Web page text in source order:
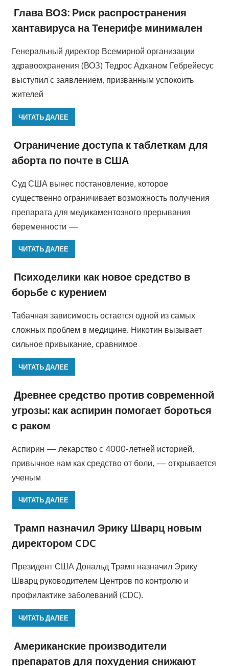
Глава ВОЗ: Риск распространения
хантавируса на Тенерифе минимален
Генеральный директор Всемирной организации
здравоохранения (ВОЗ) Тедрос Адханом Гебрейесус
выступил с заявлением, призванным успокоить
жителей
ЧИТАТЬ ДАЛЕЕ
Ограничение доступа к таблеткам для
аборта по почте в США
Суд США вынес постановление, которое
существенно ограничивает возможность получения
препарата для медикаментозного прерывания
беременности —
ЧИТАТЬ ДАЛЕЕ
Психоделики как новое средство в
борьбе с курением
Табачная зависимость остается одной из самых
сложных проблем в медицине. Никотин вызывает
сильное привыкание, сравнимое
ЧИТАТЬ ДАЛЕЕ
Древнее средство против современной
угрозы: как аспирин помогает бороться
с раком
Аспирин — лекарство с 4000-летней историей,
привычное нам как средство от боли, — открывается
ученым
ЧИТАТЬ ДАЛЕЕ
Трамп назначил Эрику Шварц новым
директором CDC
Президент США Дональд Трамп назначил Эрику
Шварц руководителем Центров по контролю и
профилактике заболеваний (CDC).
ЧИТАТЬ ДАЛЕЕ
Американские производители
препаратов для похудения снижают